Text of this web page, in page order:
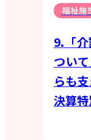
福祉施
9.「
つい
らも
決算特